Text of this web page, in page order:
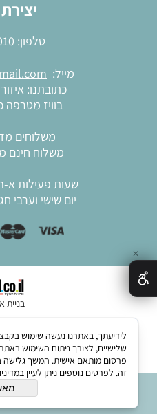
טלפון:
מייל:
כתובתנו:
בוויז מטרפה
משלוחים
משלוח חינם מעל
שעות פעילות א-ה 8:30 עד
יום שישי וערבי חג 8:00 עד 13:30
בניית
✕
שלישיים, לצורך ניתוח השימוש
פרסום מותאם אישית. המשך
זה. לפרטים נוספים ניתן לעיין